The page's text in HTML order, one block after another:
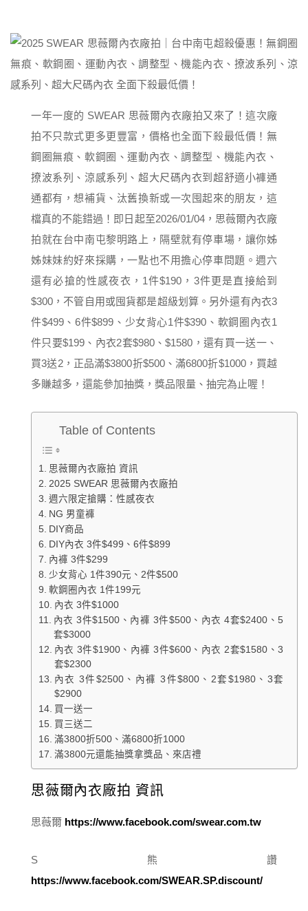
一年一度的 SWEAR 思薇爾內衣廠拍又來了！這次廠
拍不只款式更多更豐富，價格也全面下殺最低價！無
鋼圈無痕、軟鋼圈、運動內衣、調整型、機能內衣、
撩波系列、涼感系列、超大尺碼內衣到超舒適小褲通
通都有，想補貨、汰舊換新或一次囤起來的朋友，這
檔真的不能錯過！即日起至2026/01/04，思薇爾內衣廠
拍就在台中南屯黎明路上，隔壁就有停車場，讓你姊
姊妹妹約好來採購，一點也不用擔心停車問題。週六
還有必搶的性感夜衣，1件$190，3件更是直接給到
$300，不管自用或囤貨都是超級划算。另外還有內衣3
件$499、6件$899、少女背心1件$390、軟鋼圈內衣1
件只要$199、內衣2套$980、$1580，還有買一送一、
買3送2，正品滿$3800折$500、滿6800折$1000，買越
多賺越多，還能參加抽獎，獎品限量、抽完為止喔！
Table of Contents
思薇爾內衣廠拍 資訊
2025 SWEAR 思薇爾內衣廠拍
週六限定搶購：性感夜衣
NG 男童褲
DIY商品
DIY內衣 3件$499、6件$899
內褲 3件$299
少女背心 1件390元、2件$500
軟鋼圈內衣 1件199元
內衣 3件$1000
內衣 3件$1500、內褲 3件$500、內衣 4套$2400、5
套$3000
內衣 3件$1900、內褲 3件$600、內衣 2套$1580、3
套$2300
內衣 3件$2500、內褲 3件$800、2套$1980、3套
$2900
買一送一
買三送二
滿3800折500、滿6800折1000
滿3800元還能抽獎拿獎品、來店禮
思薇爾內衣廠拍 資訊
思薇爾 https://www.facebook.com/swear.com.tw
S熊讚
https://www.facebook.com/SWEAR.SP.discount/